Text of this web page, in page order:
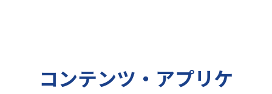
コンテンツ・アプリケ